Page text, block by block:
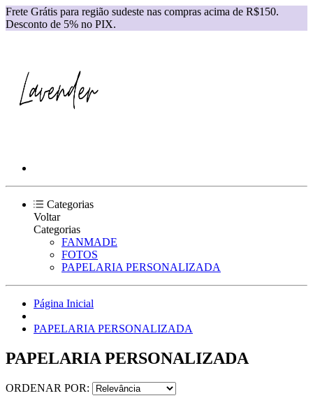
Frete Grátis para região sudeste nas compras acima de R$150.
Desconto de 5% no PIX.
Categorias
Voltar
Categorias
FANMADE
FOTOS
PAPELARIA PERSONALIZADA
Página Inicial
PAPELARIA PERSONALIZADA
PAPELARIA PERSONALIZADA
ORDENAR POR: